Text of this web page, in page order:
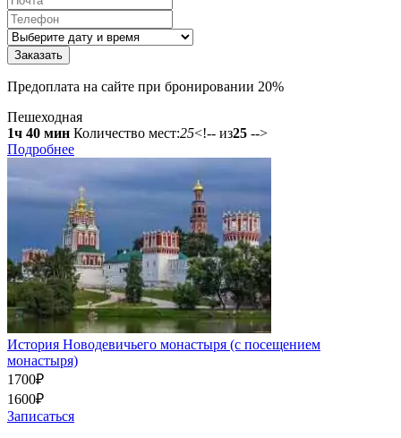
Предоплата на сайте при бронировании 20%
Пешеходная
1ч 40 мин Количество мест:25<!-- из25 -->
Подробнее
История Новодевичьего монастыря (с посещением
монастыря)
1700₽
1600₽
Записаться